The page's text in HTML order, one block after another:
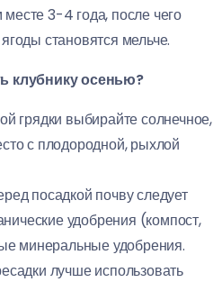
3-4 года, после чего
становятся мельче.
клубнику осенью?
грядки выбирайте солнечное,
с плодородной, рыхлой
посадкой почву следует
удобрения (компост,
минеральные удобрения.
лучше использовать